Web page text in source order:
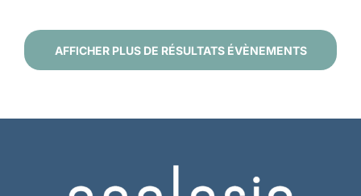
AFFICHER PLUS DE RÉSULTATS ÉVÈNEMENTS